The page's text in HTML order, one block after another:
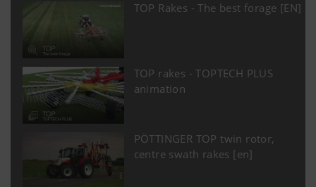
TOP Rakes - The best forage [EN]
TOP rakes - TOPTECH PLUS
animation
PÖTTINGER TOP twin rotor,
centre swath rakes [en]